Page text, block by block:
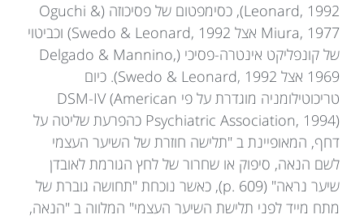
Leonard, 1992), כסימפטום של פסיכוזה (Oguchi &
Miura, 1977 אצל Swedo & Leonard, 1992) וכביטוי
של קונפליקט אינטרה-פסיכי (Delgado & Mannino,
1969 אצל Swedo & Leonard, 1992). כיום
טריכוטילומניה מוגדרת על פי DSM-IV (American
Psychiatric Association, 1994) כהפרעת שליטה על
דחף, המאופיינת ב "תלישה חוזרת של השיער העצמי
לשם הנאה, סיפוק או שחרור של לחץ הגורמת לאובדן
שיער נראה" (p. 609), כאשר נוכחת "תחושה גוברת של
מתח מייד לפני תלישת השיער העצמי" המלווה ב "הנאה,